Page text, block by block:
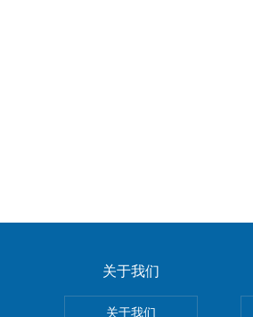
关于我们
关于我们